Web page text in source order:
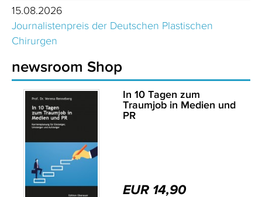
15.08.2026
Journalistenpreis der Deutschen Plastischen
Chirurgen
newsroom Shop
In 10 Tagen zum
Traumjob in Medien und
PR
EUR 14,90